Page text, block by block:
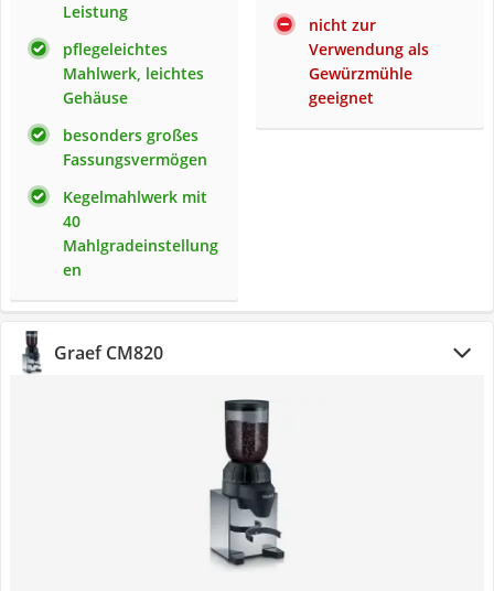
Leistung
pflegeleichtes
Mahlwerk, leichtes
Gehäuse
besonders großes
Fassungsvermögen
Kegelmahlwerk mit
40
Mahlgradeinstellung
en
nicht zur
Verwendung als
Gewürzmühle
geeignet
Graef CM820